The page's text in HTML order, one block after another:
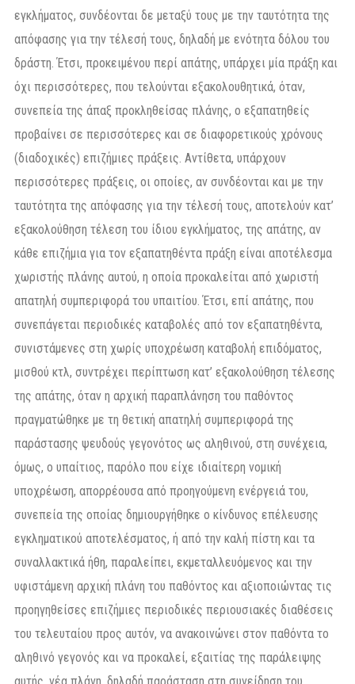
εγκλήματος, συνδέονται δε μεταξύ τους με την ταυτότητα της
απόφασης για την τέλεσή τους, δηλαδή με ενότητα δόλου του
δράστη. Έτσι, προκειμένου περί απάτης, υπάρχει μία πράξη και
όχι περισσότερες, που τελούνται εξακολουθητικά, όταν,
συνεπεία της άπαξ προκληθείσας πλάνης, ο εξαπατηθείς
προβαίνει σε περισσότερες και σε διαφορετικούς χρόνους
(διαδοχικές) επιζήμιες πράξεις. Αντίθετα, υπάρχουν
περισσότερες πράξεις, οι οποίες, αν συνδέονται και με την
ταυτότητα της απόφασης για την τέλεσή τους, αποτελούν κατ’
εξακολούθηση τέλεση του ίδιου εγκλήματος, της απάτης, αν
κάθε επιζήμια για τον εξαπατηθέντα πράξη είναι αποτέλεσμα
χωριστής πλάνης αυτού, η οποία προκαλείται από χωριστή
απατηλή συμπεριφορά του υπαιτίου. Έτσι, επί απάτης, που
συνεπάγεται περιοδικές καταβολές από τον εξαπατηθέντα,
συνιστάμενες στη χωρίς υποχρέωση καταβολή επιδόματος,
μισθού κτλ, συντρέχει περίπτωση κατ’ εξακολούθηση τέλεσης
της απάτης, όταν η αρχική παραπλάνηση του παθόντος
πραγματώθηκε με τη θετική απατηλή συμπεριφορά της
παράστασης ψευδούς γεγονότος ως αληθινού, στη συνέχεια,
όμως, ο υπαίτιος, παρόλο που είχε ιδιαίτερη νομική
υποχρέωση, απορρέουσα από προηγούμενη ενέργειά του,
συνεπεία της οποίας δημιουργήθηκε ο κίνδυνος επέλευσης
εγκληματικού αποτελέσματος, ή από την καλή πίστη και τα
συναλλακτικά ήθη, παραλείπει, εκμεταλλευόμενος και την
υφιστάμενη αρχική πλάνη του παθόντος και αξιοποιώντας τις
προηγηθείσες επιζήμιες περιοδικές περιουσιακές διαθέσεις
του τελευταίου προς αυτόν, να ανακοινώνει στον παθόντα το
αληθινό γεγονός και να προκαλεί, εξαιτίας της παράλειψης